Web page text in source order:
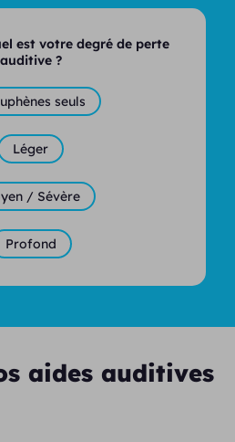
est votre degré de perte
auditive ?
seuls
Léger
/ Sévère
Profond
aides auditives